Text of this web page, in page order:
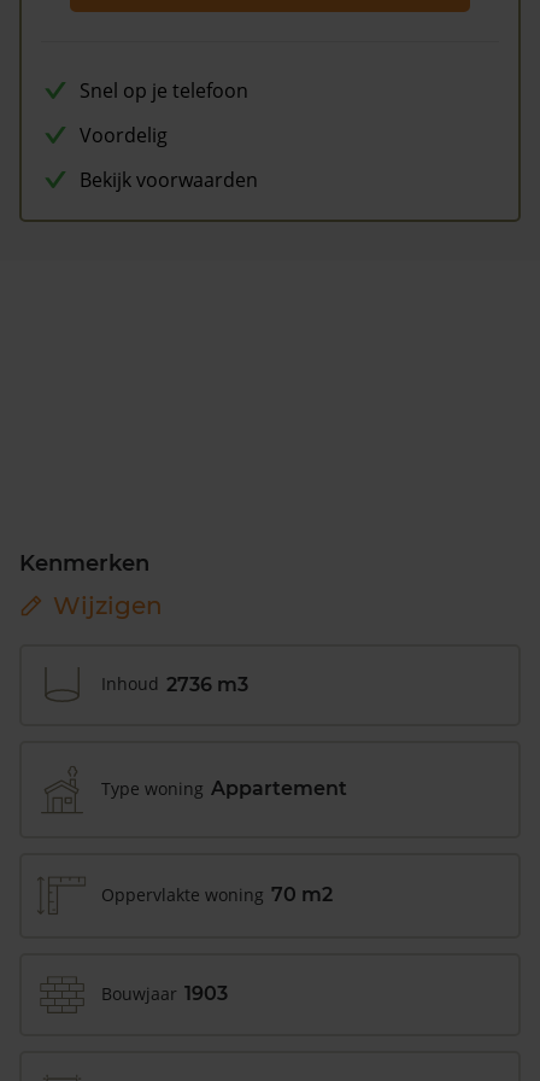
Snel op je telefoon
Voordelig
Bekijk voorwaarden
Kenmerken
Wijzigen
Inhoud 2736 m3
Type woning Appartement
Oppervlakte woning 70 m2
Bouwjaar 1903